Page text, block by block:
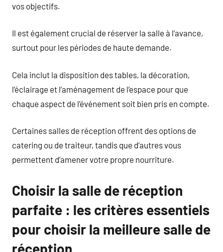
vos objectifs.
Il est également crucial de réserver la salle à l’avance,
surtout pour les périodes de haute demande.
Cela inclut la disposition des tables, la décoration,
l’éclairage et l’aménagement de l’espace pour que
chaque aspect de l’événement soit bien pris en compte.
Certaines salles de réception offrent des options de
catering ou de traiteur, tandis que d’autres vous
permettent d’amener votre propre nourriture.
Choisir la salle de réception
parfaite : les critères essentiels
pour choisir la meilleure salle de
réception